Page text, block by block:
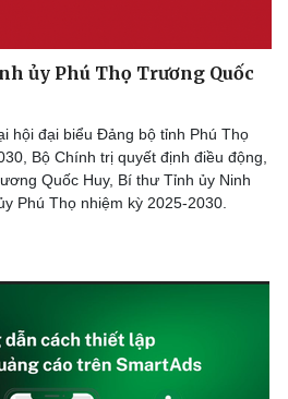
ủy Phú Thọ Trương Quốc
hội đại biểu Đảng bộ tỉnh Phú Thọ
Bộ Chính trị quyết định điều động,
Quốc Huy, Bí thư Tỉnh ủy Ninh
Phú Thọ nhiệm kỳ 2025-2030.